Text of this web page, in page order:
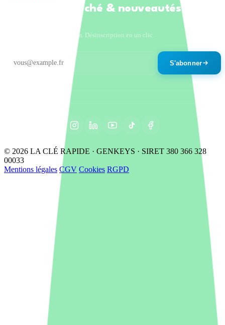
Tendances marché & nouveautés
Un email par mois maximum. Désinscription en un clic.
S'abonner
© 2026 LA CLÉ RAPIDE · GENKEYS · SIRET 380 366 328
00033
Mentions légales CGV Cookies RGPD